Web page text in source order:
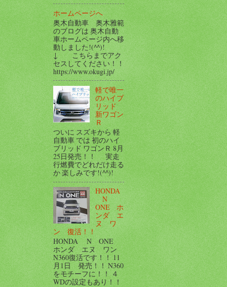
ホームページへ
奥木自動車 奥木雅範
のブログは 奥木自動
車ホームページ内へ移
動しました!(^^)!
↓ こちらまでアク
セスしてください！！
https://www.okugi.jp/
軽で唯一
のハイブ
リッド
新ワゴン
Ｒ
ついに スズキから 軽
自動車 では 初のハイ
ブリッド ワゴンＲ 8月
25日発売！！ 実走
行燃費でどれだけ走る
か 楽しみです!(^^)!
HONDA
N
ONE ホ
ンダ エ
ヌ ワ
ン 復活！！
HONDA N ONE
ホンダ エヌ ワン
N360復活です！！ 11
月1日 発売！！ N360
をモチーフに！！ ４
WDの設定もあり！！